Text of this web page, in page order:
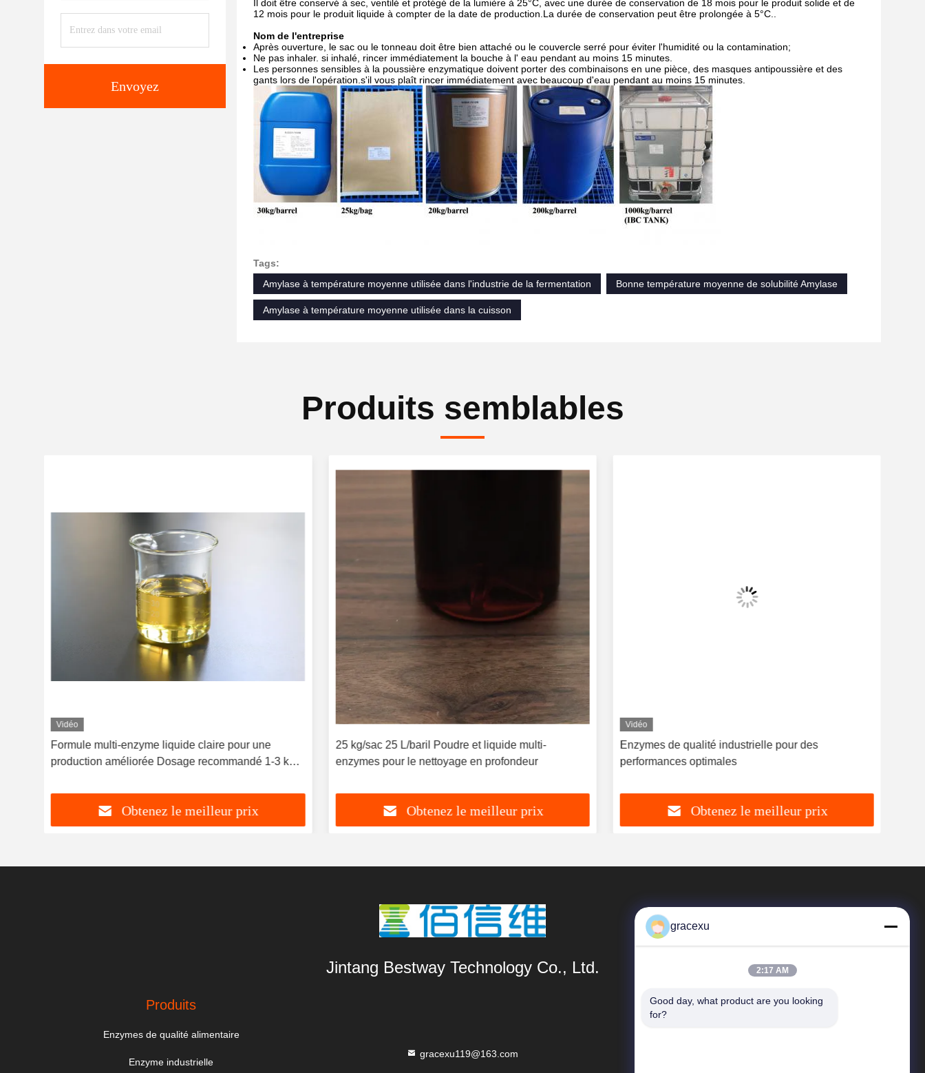
Envoyez
Il doit être conservé à sec, ventilé et protégé de la lumière à 25°C, avec une durée de conservation de 18 mois pour le produit solide et de
12 mois pour le produit liquide à compter de la date de production.La durée de conservation peut être prolongée à 5°C..
Nom de l'entreprise
Après ouverture, le sac ou le tonneau doit être bien attaché ou le couvercle serré pour éviter l'humidité ou la contamination;
Ne pas inhaler. si inhalé, rincer immédiatement la bouche à l' eau pendant au moins 15 minutes.
Les personnes sensibles à la poussière enzymatique doivent porter des combinaisons en une pièce, des masques antipoussière et des
gants lors de l'opération.s'il vous plaît rincer immédiatement avec beaucoup d'eau pendant au moins 15 minutes.
Tags:
Amylase à température moyenne utilisée dans l'industrie de la fermentation
Bonne température moyenne de solubilité Amylase
Amylase à température moyenne utilisée dans la cuisson
Produits semblables
Vidéo
Formule multi-enzyme liquide claire pour une
production améliorée Dosage recommandé 1-3 kg/T
Obtenez le meilleur prix
25 kg/sac 25 L/baril Poudre et liquide multi-
enzymes pour le nettoyage en profondeur
Obtenez le meilleur prix
Vidéo
Enzymes de qualité industrielle pour des
performances optimales
Obtenez le meilleur prix
Jintang Bestway Technology Co., Ltd.
Produits
Enzymes de qualité alimentaire
Enzyme industrielle
gracexu119@163.com
Liens Rapides
gracexu
2:17 AM
Good day, what product are you looking
for?